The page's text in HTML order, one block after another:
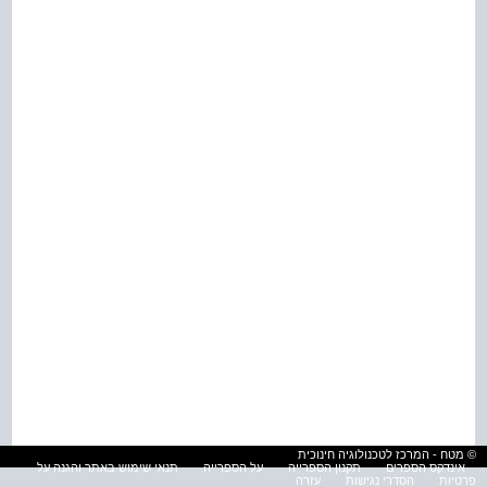
© מטח - המרכז לטכנולוגיה חינוכית
אינדקס הספרים
תקנון הספרייה על הספרייה
תנאי שימוש באתר והגנה על
פרטיות
הסדרי נגישות עזרה